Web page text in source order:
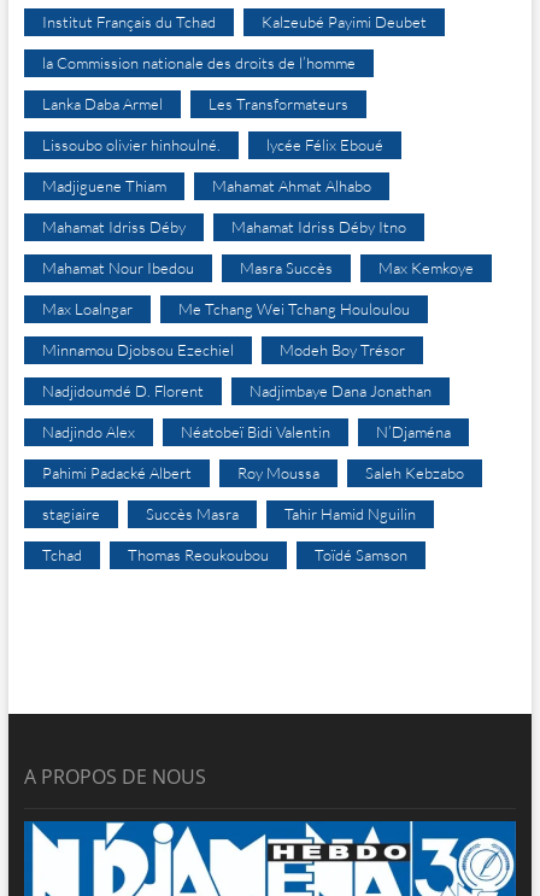
Institut Français du Tchad Kalzeubé Payimi Deubet
la Commission nationale des droits de l’homme
Lanka Daba Armel Les Transformateurs
Lissoubo olivier hinhoulné. lycée Félix Eboué
Madjiguene Thiam Mahamat Ahmat Alhabo
Mahamat Idriss Déby Mahamat Idriss Déby Itno
Mahamat Nour Ibedou Masra Succès Max Kemkoye
Max Loalngar Me Tchang Wei Tchang Houloulou
Minnamou Djobsou Ezechiel Modeh Boy Trésor
Nadjidoumdé D. Florent Nadjimbaye Dana Jonathan
Nadjindo Alex Néatobeï Bidi Valentin N’Djaména
Pahimi Padacké Albert Roy Moussa Saleh Kebzabo
stagiaire Succès Masra Tahir Hamid Nguilin
Tchad Thomas Reoukoubou Toïdé Samson
A PROPOS DE NOUS